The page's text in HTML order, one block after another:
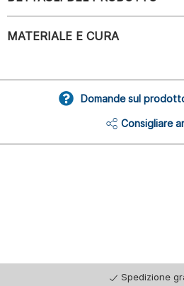
MATERIALE E CURA
Domande sul
Consigliare
Spedizione